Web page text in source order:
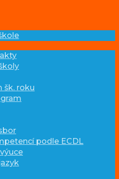
šk. roku
podle ECDL